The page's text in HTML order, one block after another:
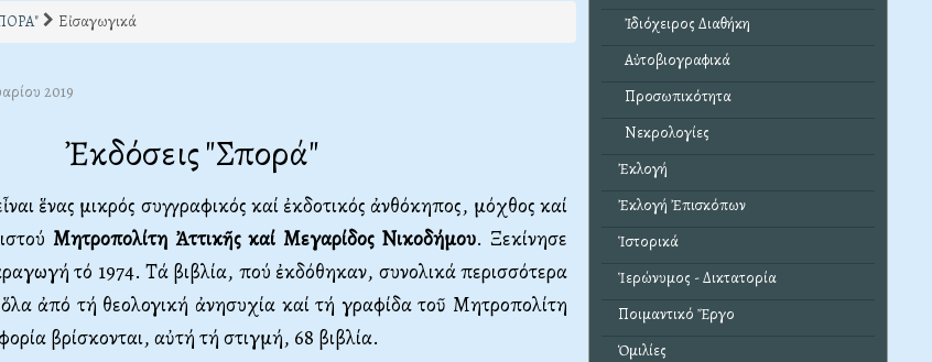
Εἰσαγωγικά
2019
Ἐκδόσεις "Σπορά"
ἕνας μικρός συγγραφικός καί ἐκδοτικός ἀνθόκηπος, μόχθος καί
Μητροπολίτη Ἀττικῆς καί Μεγαρίδος Νικοδήμου. Ξεκίνησε
τό 1974. Τά βιβλία, πού ἐκδόθηκαν, συνολικά περισσότερα
ἀπό τή θεολογική ἀνησυχία καί τή γραφίδα τοῦ Μητροπολίτη
βρίσκονται, αὐτή τή στιγμή, 68 βιβλία.
Ἰδιόχειρος Διαθήκη
Αὐτοβιογραφικά
Προσωπικότητα
Νεκρολογίες
Ἐκλογή
Ἐκλογή Ἐπισκόπων
Ἱστορικά
Ἱερώνυμος - Δικτατορία
Ποιμαντικό Ἔργο
Ὁμιλίες